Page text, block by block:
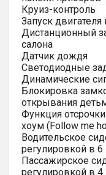
Круиз-контроль
Запуск двигателя
Дистанционный
салона
Датчик дождя
Светодиодные
Динамические
Блокировка
открывания
Функция
хоум (Follow me
Водительское
регулировкой в 6
Пассажирское
регулировкой в 4